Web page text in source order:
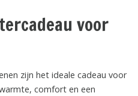
voor
zijn het ideale cadeau voor
comfort en een